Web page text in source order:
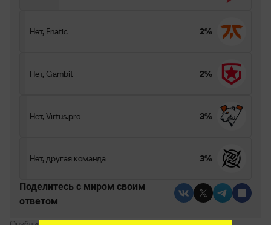
Нет, Fnatic 2%
Нет, Gambit 2%
Нет, Virtus.pro 3%
Нет, другая команда 3%
Поделитесь c миром своим
ответом